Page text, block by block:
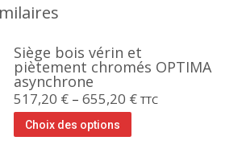
Siège bois vérin et
piètement chromés OPTIMA
asynchrone
517,20 € – 655,20 € TTC
Choix des options